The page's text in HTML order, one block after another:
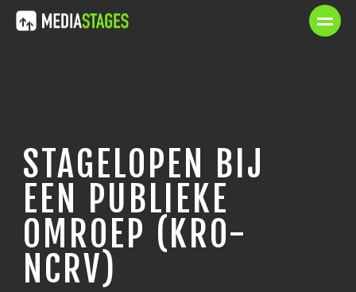
STAGELOPEN BIJ
EEN PUBLIEKE
OMROEP (KRO-
NCRV)